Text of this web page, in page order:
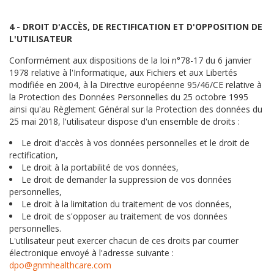
4 - DROIT D'ACCÈS, DE RECTIFICATION ET D'OPPOSITION DE
L'UTILISATEUR
Conformément aux dispositions de la loi n°78-17 du 6 janvier
1978 relative à l'Informatique, aux Fichiers et aux Libertés
modifiée en 2004, à la Directive européenne 95/46/CE relative à
la Protection des Données Personnelles du 25 octobre 1995
ainsi qu'au Règlement Général sur la Protection des données du
25 mai 2018, l'utilisateur dispose d'un ensemble de droits :
Le droit d'accès à vos données personnelles et le droit de
rectification,
Le droit à la portabilité de vos données,
Le droit de demander la suppression de vos données
personnelles,
Le droit à la limitation du traitement de vos données,
Le droit de s'opposer au traitement de vos données
personnelles.
L'utilisateur peut exercer chacun de ces droits par courrier
électronique envoyé à l'adresse suivante :
dpo@gnmhealthcare.com